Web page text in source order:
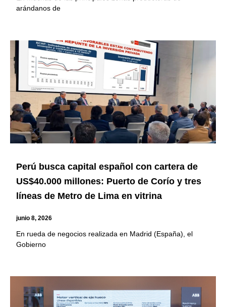
arándanos de
Perú busca capital español con cartera de
US$40.000 millones: Puerto de Corío y tres
líneas de Metro de Lima en vitrina
junio 8, 2026
En rueda de negocios realizada en Madrid (España), el
Gobierno